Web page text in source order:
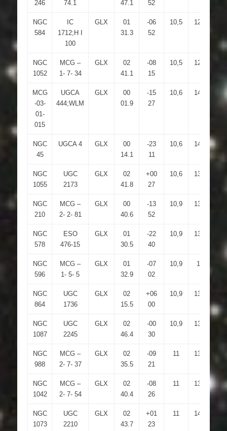
246 74.1 47.1 52
NGC
584
IC
1712;H I
100
GLX
01
31.3
-06
52
10,5 12,9
NGC
1052
MCG –
1- 7- 34
GLX
02
41.1
-08
15
10,5 12,5
MCG
-03-
01-
015
UGCA
444;WLM
GLX
00
01.9
-15
27
10,6 14,6
NGC
45
UGCA 4 GLX
00
14.1
-23
11
10,6 14,7
NGC
1055
UGC
2173
GLX
02
41.8
+00
27
10,6 13,7
NGC
210
MCG –
2- 2- 81
GLX
00
40.6
-13
52
10,9 13,8
NGC
578
ESO
476-15
GLX
01
30.5
-22
40
10,9 13,7
NGC
596
MCG –
1- 5- 5
GLX
01
32.9
-07
02
10,9 13
NGC
864
UGC
1736
GLX
02
15.5
+06
00
10,9 13,8
NGC
1087
UGC
2245
GLX
02
46.4
-00
30
10,9 13,1
NGC
988
MCG –
2- 7- 37
GLX
02
35.5
-09
21
11 13,4
NGC
1042
MCG –
2- 7- 54
GLX
02
40.4
-08
26
11 13,9
NGC
1073
UGC
2210
GLX
02
43.7
+01
23
11 14,2